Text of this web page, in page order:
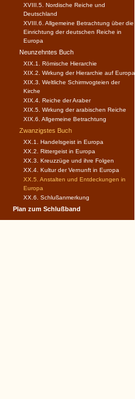
XVIII.5. Nordische Reiche und
Deutschland
XVIII.6. Allgemeine Betrachtung über die
Einrichtung der deutschen Reiche in
Europa
Neunzehntes Buch
XIX.1. Römische Hierarchie
XIX.2. Wirkung der Hierarchie auf Europa
XIX.3. Weltliche Schirmvogteien der
Kirche
XIX.4. Reiche der Araber
XIX.5. Wirkung der arabischen Reiche
XIX.6. Allgemeine Betrachtung
Zwanzigstes Buch
XX.1. Handelsgeist in Europa
XX.2. Rittergeist in Europa
XX.3. Kreuzzüge und ihre Folgen
XX.4. Kultur der Vernunft in Europa
XX.5. Anstalten und Entdeckungen in
Europa
XX.6. Schlußanmerkung
Plan zum Schlußband